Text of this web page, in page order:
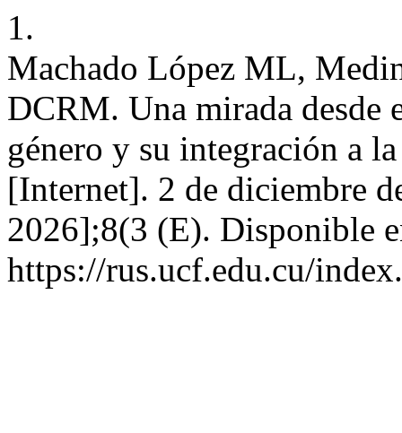
1.
Machado López ML,
DCRM. Una mirada desde
género y su integración a
[Internet]. 2 de diciembre
2026];8(3 (E). Disponible
https://rus.ucf.edu.cu/